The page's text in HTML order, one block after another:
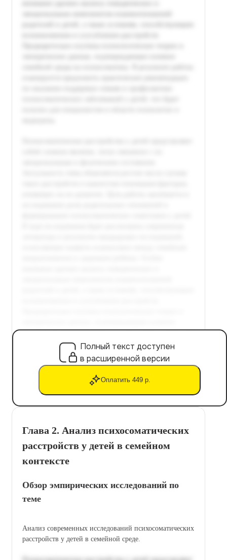
Полный текст доступен
в расширенной версии
Оплатить 449 р.
Глава 2. Анализ психосоматических
расстройств у детей в семейном
контексте
Обзор эмпирических исследований по
теме
Анализ современных исследований психосоматических
расстройств у детей в семейной среде.